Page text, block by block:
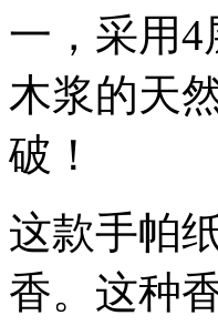
一，采用4
木浆的天
破！
这款手帕
香。这种